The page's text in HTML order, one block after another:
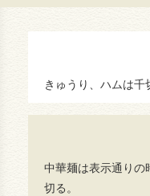
きゅうり、ハムは千
中華麺は表示通りの
切る。